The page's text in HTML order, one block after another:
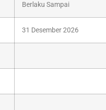
Berlaku Sampai
31 Desember 2026